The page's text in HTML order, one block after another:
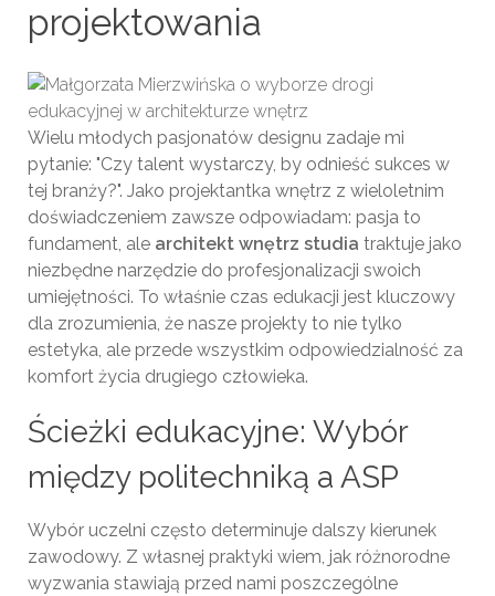
projektowania
Wielu młodych pasjonatów designu zadaje mi
pytanie: "Czy talent wystarczy, by odnieść sukces w
tej branży?". Jako projektantka wnętrz z wieloletnim
doświadczeniem zawsze odpowiadam: pasja to
fundament, ale architekt wnętrz studia traktuje jako
niezbędne narzędzie do profesjonalizacji swoich
umiejętności. To właśnie czas edukacji jest kluczowy
dla zrozumienia, że nasze projekty to nie tylko
estetyka, ale przede wszystkim odpowiedzialność za
komfort życia drugiego człowieka.
Ścieżki edukacyjne: Wybór
między politechniką a ASP
Wybór uczelni często determinuje dalszy kierunek
zawodowy. Z własnej praktyki wiem, jak różnorodne
wyzwania stawiają przed nami poszczególne